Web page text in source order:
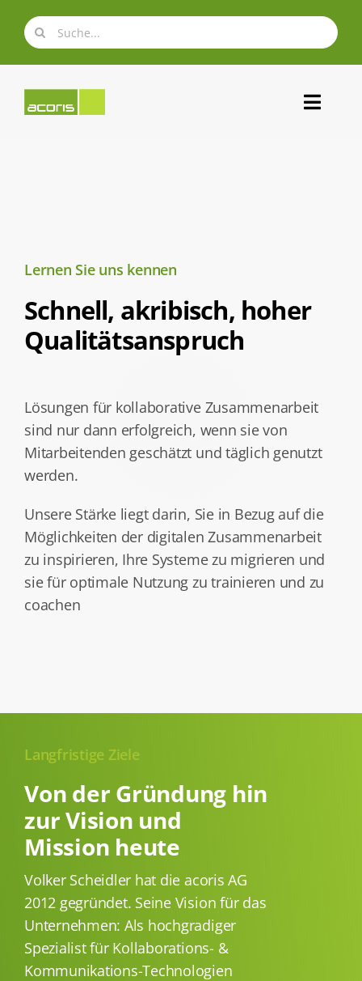
Inhalt
springen
Suche
nach:
Portfolio
Karriere
Wissen
Lernen Sie uns kennen
Schnell, akribisch, hoher
Qualitätsanspruch
Lösungen für kollaborative Zusammenarbeit
sind nur dann erfolgreich, wenn sie von
Mitarbeitenden geschätzt und täglich genutzt
werden.
Unsere Stärke liegt darin, Sie in Bezug auf die
Möglichkeiten der digitalen Zusammenarbeit
zu inspirieren, Ihre Systeme zu migrieren und
sie für optimale Nutzung zu trainieren und zu
coachen
Langfristige Ziele
Von der Gründung hin
zur Vision und
Mission heute
Volker Scheidler hat die acoris AG
2012 gegründet. Seine Vision für das
Unternehmen: Als hochgradiger
Spezialist für Kollaborations- &
Kommunikations-Technologien